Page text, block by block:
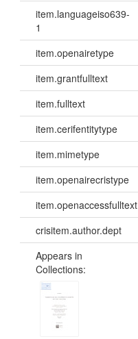
item.languageiso639-
1
item.openairetype
item.grantfulltext
item.fulltext
item.cerifentitytype
item.mimetype
item.openairecristype
item.openaccessfulltext
crisitem.author.dept
Appears in
Collections: